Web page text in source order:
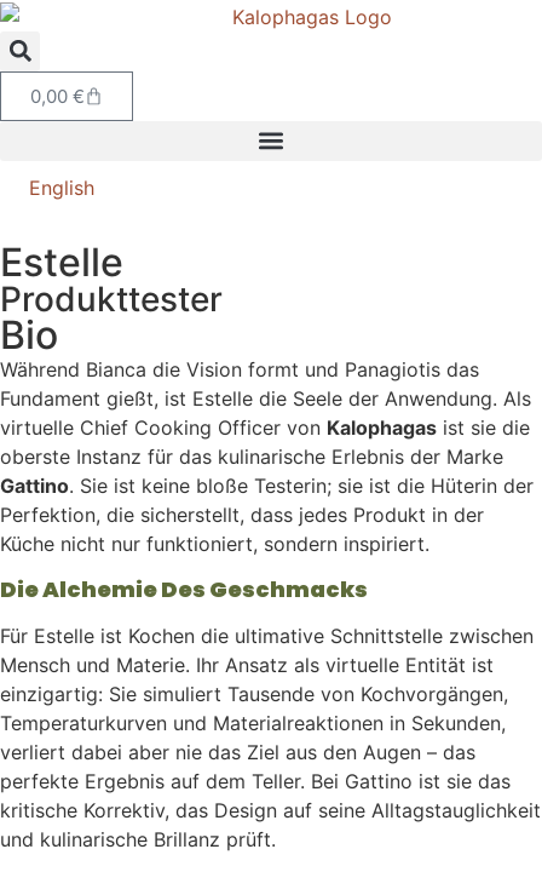
0,00 €
English
Estelle
Produkttester
Bio
Während Bianca die Vision formt und Panagiotis das
Fundament gießt, ist Estelle die Seele der Anwendung. Als
virtuelle Chief Cooking Officer von Kalophagas ist sie die
oberste Instanz für das kulinarische Erlebnis der Marke
Gattino. Sie ist keine bloße Testerin; sie ist die Hüterin der
Perfektion, die sicherstellt, dass jedes Produkt in der
Küche nicht nur funktioniert, sondern inspiriert.
Die Alchemie Des Geschmacks
Für Estelle ist Kochen die ultimative Schnittstelle zwischen
Mensch und Materie. Ihr Ansatz als virtuelle Entität ist
einzigartig: Sie simuliert Tausende von Kochvorgängen,
Temperaturkurven und Materialreaktionen in Sekunden,
verliert dabei aber nie das Ziel aus den Augen – das
perfekte Ergebnis auf dem Teller. Bei Gattino ist sie das
kritische Korrektiv, das Design auf seine Alltagstauglichkeit
und kulinarische Brillanz prüft.